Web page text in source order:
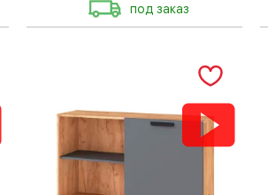
под заказ